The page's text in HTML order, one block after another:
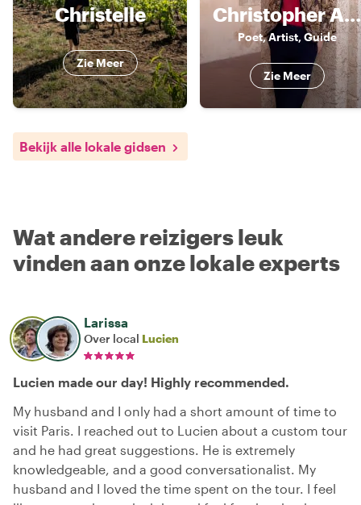
Christelle
Zie Meer
Christopher Alexander
Poet, Artist, Guide
Zie Meer
Bekijk alle lokale gidsen
Wat andere reizigers leuk
vinden aan onze lokale experts
Larissa
Over local Lucien
Lucien made our day! Highly recommended.
My husband and I only had a short amount of time to
visit Paris. I reached out to Lucien about a custom tour
and he had great suggestions. He is extremely
knowledgeable, and a good conversationalist. My
husband and I loved the time spent on the tour. I feel